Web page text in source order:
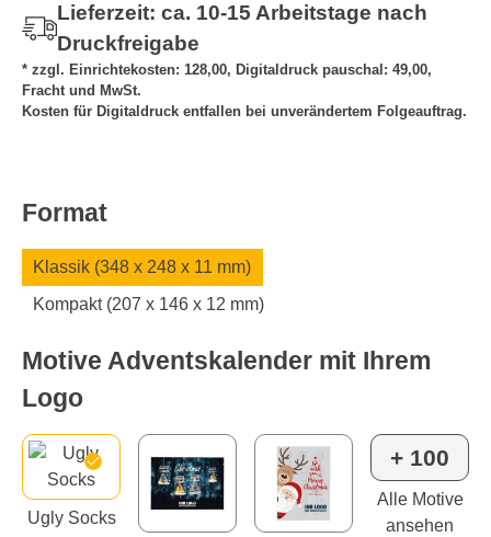
Lieferzeit: ca. 10-15 Arbeitstage nach
Druckfreigabe
* zzgl. Einrichtekosten: 128,00, Digitaldruck pauschal: 49,00,
Fracht und MwSt.
Kosten für Digitaldruck entfallen bei unverändertem Folgeauftrag.
Format
Klassik (348 x 248 x 11 mm)
Kompakt (207 x 146 x 12 mm)
Motive Adventskalender mit Ihrem
Logo
Ugly Socks
+ 100
Alle Motive
ansehen